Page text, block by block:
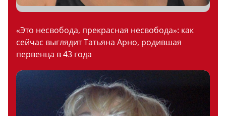
«Это несвобода, прекрасная несвобода»: как
сейчас выглядит Татьяна Арно, родившая
первенца в 43 года